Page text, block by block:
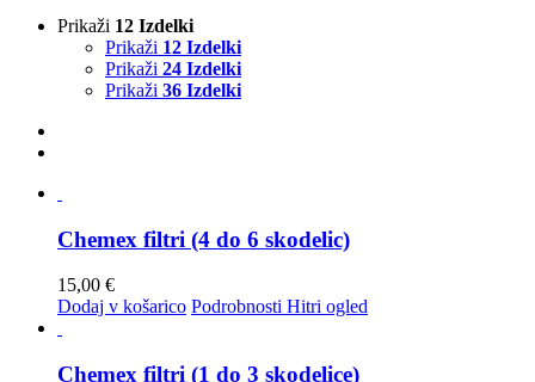
Prikaži 12 Izdelki
Prikaži 12 Izdelki
Prikaži 24 Izdelki
Prikaži 36 Izdelki
Chemex filtri (4 do 6 skodelic)
15,00 €
Dodaj v košarico Podrobnosti Hitri ogled
Chemex filtri (1 do 3 skodelice)